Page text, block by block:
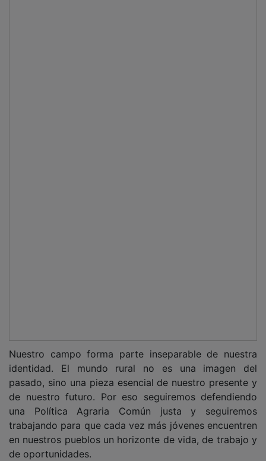
Nuestro campo forma parte inseparable de nuestra
identidad. El mundo rural no es una imagen del
pasado, sino una pieza esencial de nuestro presente y
de nuestro futuro. Por eso seguiremos defendiendo
una Política Agraria Común justa y seguiremos
trabajando para que cada vez más jóvenes encuentren
en nuestros pueblos un horizonte de vida, de trabajo y
de oportunidades.